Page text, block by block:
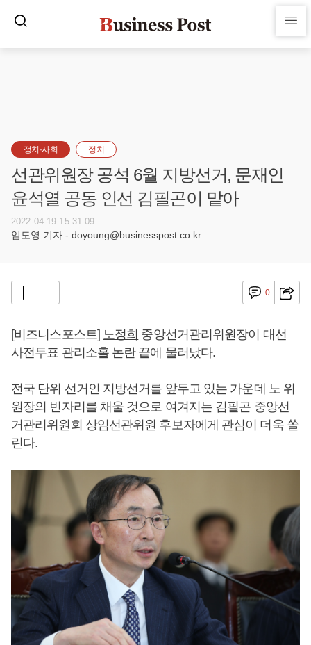
정치·사회 정치
선관위원장 공석 6월 지방선거, 문재인
윤석열 공동 인선 김필곤이 맡아
2022-04-19 15:31:09
임도영 기자 - doyoung@businesspost.co.kr
0
[비즈니스포스트] 노정희 중앙선거관리위원장이 대선
사전투표 관리소홀 논란 끝에 물러났다.
전국 단위 선거인 지방선거를 앞두고 있는 가운데 노 위
원장의 빈자리를 채울 것으로 여겨지는 김필곤 중앙선
거관리위원회 상임선관위원 후보자에게 관심이 더욱 쏠
린다.